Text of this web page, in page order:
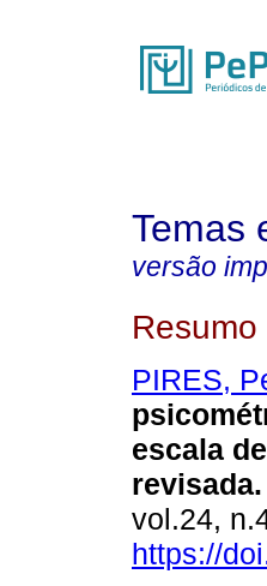
Temas
versão
Resumo
PIRES,
escala
revisada.
vol.24,
https://